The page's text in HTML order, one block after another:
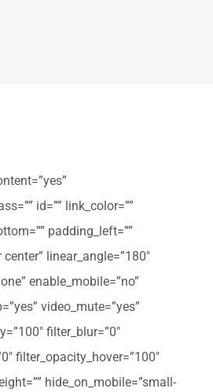
id=”” link_color=””
padding_left=””
linear_angle=”180″
enable_mobile=”no”
video_mute=”yes”
filter_blur=”0″
filter_opacity_hover=”100″
hide_on_mobile=”small-